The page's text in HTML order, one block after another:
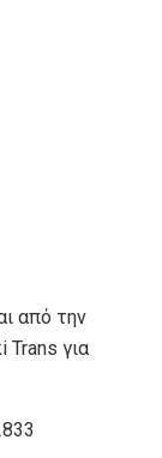
από την
για